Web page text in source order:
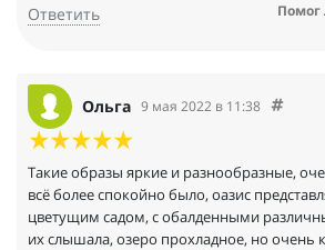
Ответить Помог
Ольга 9 мая 2022 в 11:38
Такие образы яркие и разнообразные,
всё более спокойно было, оазис
цветущим садом, с обалденными
их слышала, озеро прохладное, но очень